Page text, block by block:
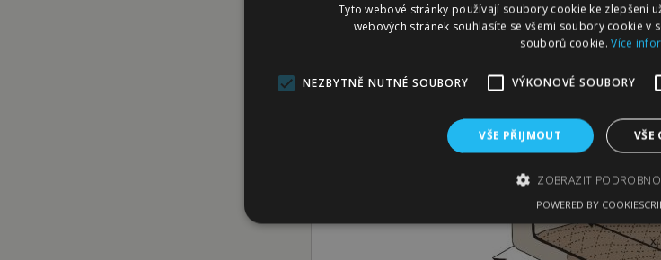
Pelech Victoria potěší vašeho pejska stejně jako vás.
stálobarevnost.
Rozměry pelíšků Victoria:
Tyto webové stránky používají soubory cookie ke zlepšení
webových stránek souhlasíte se všemi soubory cookie v
souborů cookie.Více
NEZBYTNĚ NUTNÉ SOUBORY VÝKONOVÉ SOUBORY
VŠE PŘIJMOUT VŠE
ZOBRAZIT
Nezbytně nutné soubory Výkonové soubory
POWERED BY